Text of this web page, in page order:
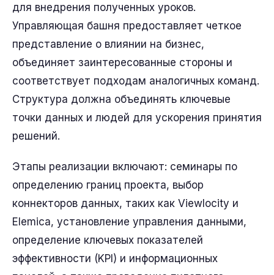
для внедрения полученных уроков.
Управляющая башня предоставляет четкое
представление о влиянии на бизнес,
объединяет заинтересованные стороны и
соответствует подходам аналогичных команд.
Структура должна объединять ключевые
точки данных и людей для ускорения принятия
решений.
Этапы реализации включают: семинары по
определению границ проекта, выбор
коннекторов данных, таких как Viewlocity и
Elemica, установление управления данными,
определение ключевых показателей
эффективности (KPI) и информационных